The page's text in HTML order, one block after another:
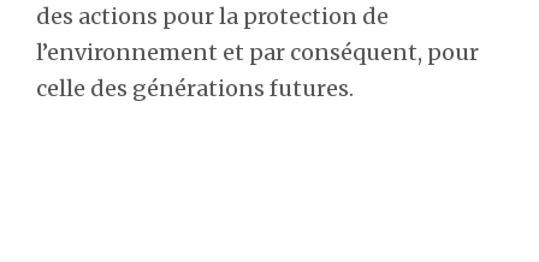
des actions pour la protection de
l’environnement et par conséquent, pour
celle des générations futures.